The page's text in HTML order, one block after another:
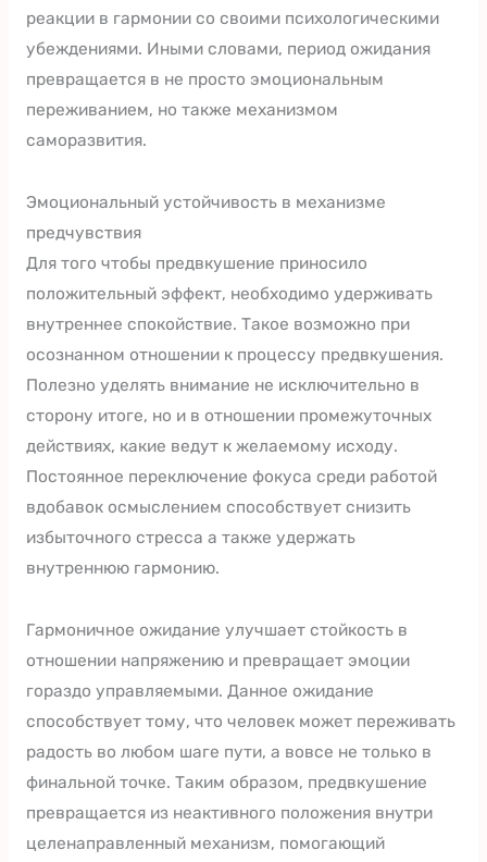
реакции в гармонии со своими психологическими
убеждениями. Иными словами, период ожидания
превращается в не просто эмоциональным
переживанием, но также механизмом
саморазвития.
Эмоциональный устойчивость в механизме
предчувствия
Для того чтобы предвкушение приносило
положительный эффект, необходимо удерживать
внутреннее спокойствие. Такое возможно при
осознанном отношении к процессу предвкушения.
Полезно уделять внимание не исключительно в
сторону итоге, но и в отношении промежуточных
действиях, какие ведут к желаемому исходу.
Постоянное переключение фокуса среди работой
вдобавок осмыслением способствует снизить
избыточного стресса а также удержать
внутреннюю гармонию.
Гармоничное ожидание улучшает стойкость в
отношении напряжению и превращает эмоции
гораздо управляемыми. Данное ожидание
способствует тому, что человек может переживать
радость во любом шаге пути, а вовсе не только в
финальной точке. Таким образом, предвкушение
превращается из неактивного положения внутри
целенаправленный механизм, помогающий